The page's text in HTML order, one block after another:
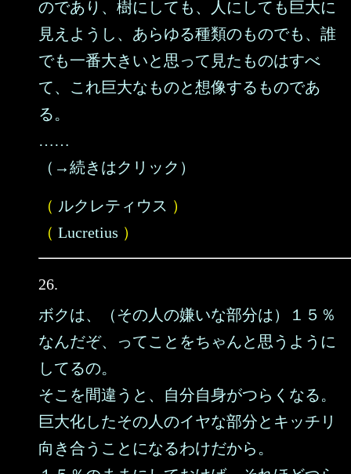
のであり、樹にしても、人にしても巨大に
見えようし、あらゆる種類のものでも、誰
でも一番大きいと思って見たものはすべ
て、これ巨大なものと想像するものであ
る。
……
（→続きはクリック）
（ ルクレティウス ）
（ Lucretius ）
26.
ボクは、（その人の嫌いな部分は）１５％
なんだぞ、ってことをちゃんと思うように
してるの。
そこを間違うと、自分自身がつらくなる。
巨大化したその人のイヤな部分とキッチリ
向き合うことになるわけだから。